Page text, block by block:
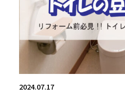
2024.07.17